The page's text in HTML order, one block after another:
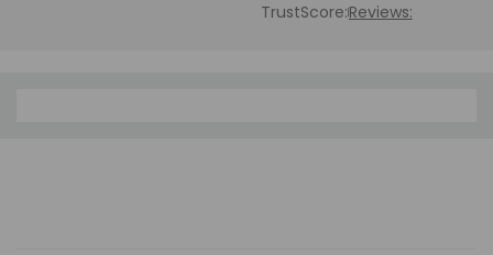
TrustScore:Reviews: